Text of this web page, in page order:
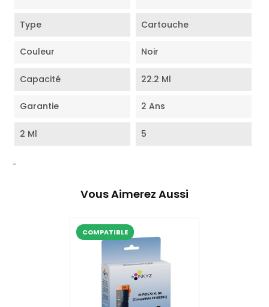
Type Cartouche
Couleur Noir
Capacité 22.2 Ml
Garantie 2 Ans
2 Ml 5
-
Vous Aimerez Aussi
COMPATIBLE